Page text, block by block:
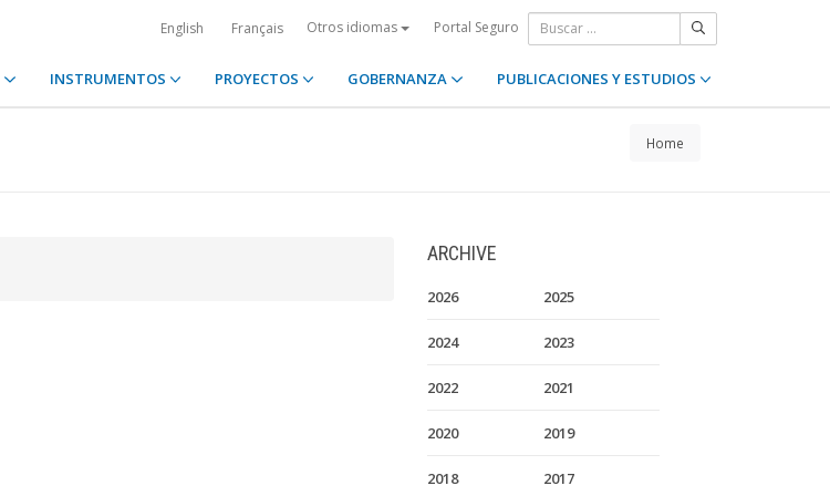
English Français Otros idiomas Portal Seguro
INSTRUMENTOS PROYECTOS GOBERNANZA PUBLICACIONES Y ESTUDIOS
Home
ARCHIVE
2026 2025
2024 2023
2022 2021
2020 2019
2018 2017